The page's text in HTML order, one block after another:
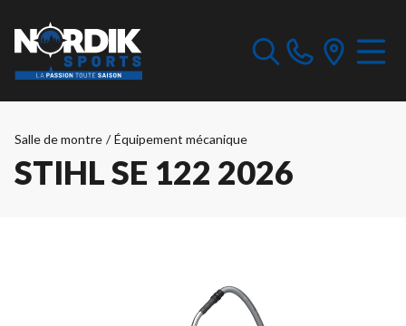
Salle de montre / Équipement mécanique
STIHL SE 122 2026